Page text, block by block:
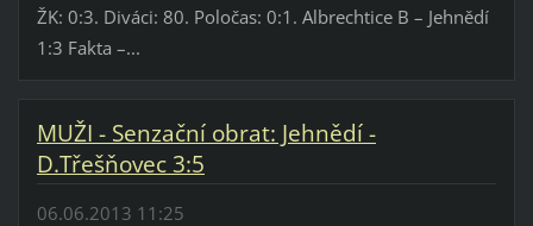
ŽK: 0:3. Diváci: 80. Poločas: 0:1. Albrechtice B – Jehnědí
1:3 Fakta –...
MUŽI - Senzační obrat: Jehnědí -
D.Třešňovec 3:5
06.06.2013 11:25